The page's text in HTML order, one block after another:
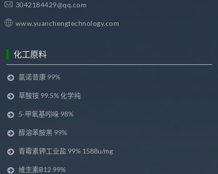
3042184429@qq.com
www.yuanchengtechnology.com
化工原料
氯诺昔康 99%
草酸铵 99.5% 化学纯
5-甲氧基吲哚 98%
醇溶苯胺黑 99%
青霉素钾工业盐 99% 1588u/mg
维生素B12 99%